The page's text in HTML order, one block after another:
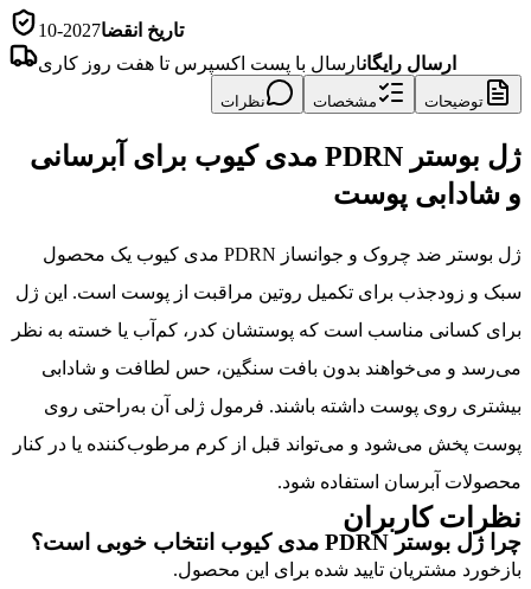
تاریخ انقضا2027-10
ارسال رایگانارسال با پست اکسپرس تا هفت روز کاری
توضیحات مشخصات نظرات
ژل بوستر PDRN مدی کیوب برای آبرسانی
و شادابی پوست
ژل بوستر ضد چروک و جوانساز PDRN مدی کیوب یک محصول
سبک و زودجذب برای تکمیل روتین مراقبت از پوست است. این ژل
برای کسانی مناسب است که پوستشان کدر، کم‌آب یا خسته به نظر
می‌رسد و می‌خواهند بدون بافت سنگین، حس لطافت و شادابی
بیشتری روی پوست داشته باشند. فرمول ژلی آن به‌راحتی روی
پوست پخش می‌شود و می‌تواند قبل از کرم مرطوب‌کننده یا در کنار
محصولات آبرسان استفاده شود.
چرا ژل بوستر PDRN مدی کیوب انتخاب خوبی است؟
نظرات کاربران
بازخورد مشتریان تایید شده برای این محصول.